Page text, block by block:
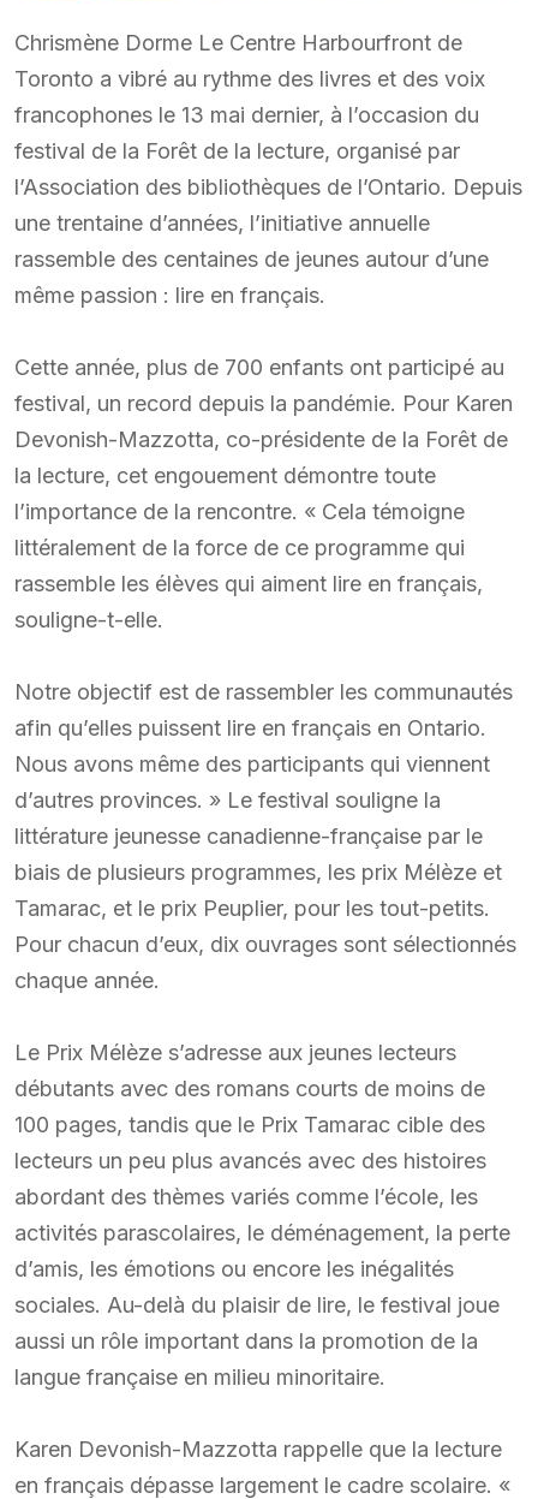
Chrismène Dorme Le Centre Harbourfront de
Toronto a vibré au rythme des livres et des voix
francophones le 13 mai dernier, à l’occasion du
festival de la Forêt de la lecture, organisé par
l’Association des bibliothèques de l’Ontario. Depuis
une trentaine d’années, l’initiative annuelle
rassemble des centaines de jeunes autour d’une
même passion : lire en français.
Cette année, plus de 700 enfants ont participé au
festival, un record depuis la pandémie. Pour Karen
Devonish-Mazzotta, co-présidente de la Forêt de
la lecture, cet engouement démontre toute
l’importance de la rencontre. « Cela témoigne
littéralement de la force de ce programme qui
rassemble les élèves qui aiment lire en français,
souligne-t-elle.
Notre objectif est de rassembler les communautés
afin qu’elles puissent lire en français en Ontario.
Nous avons même des participants qui viennent
d’autres provinces. » Le festival souligne la
littérature jeunesse canadienne-française par le
biais de plusieurs programmes, les prix Mélèze et
Tamarac, et le prix Peuplier, pour les tout-petits.
Pour chacun d’eux, dix ouvrages sont sélectionnés
chaque année.
Le Prix Mélèze s’adresse aux jeunes lecteurs
débutants avec des romans courts de moins de
100 pages, tandis que le Prix Tamarac cible des
lecteurs un peu plus avancés avec des histoires
abordant des thèmes variés comme l’école, les
activités parascolaires, le déménagement, la perte
d’amis, les émotions ou encore les inégalités
sociales. Au-delà du plaisir de lire, le festival joue
aussi un rôle important dans la promotion de la
langue française en milieu minoritaire.
Karen Devonish-Mazzotta rappelle que la lecture
en français dépasse largement le cadre scolaire. «